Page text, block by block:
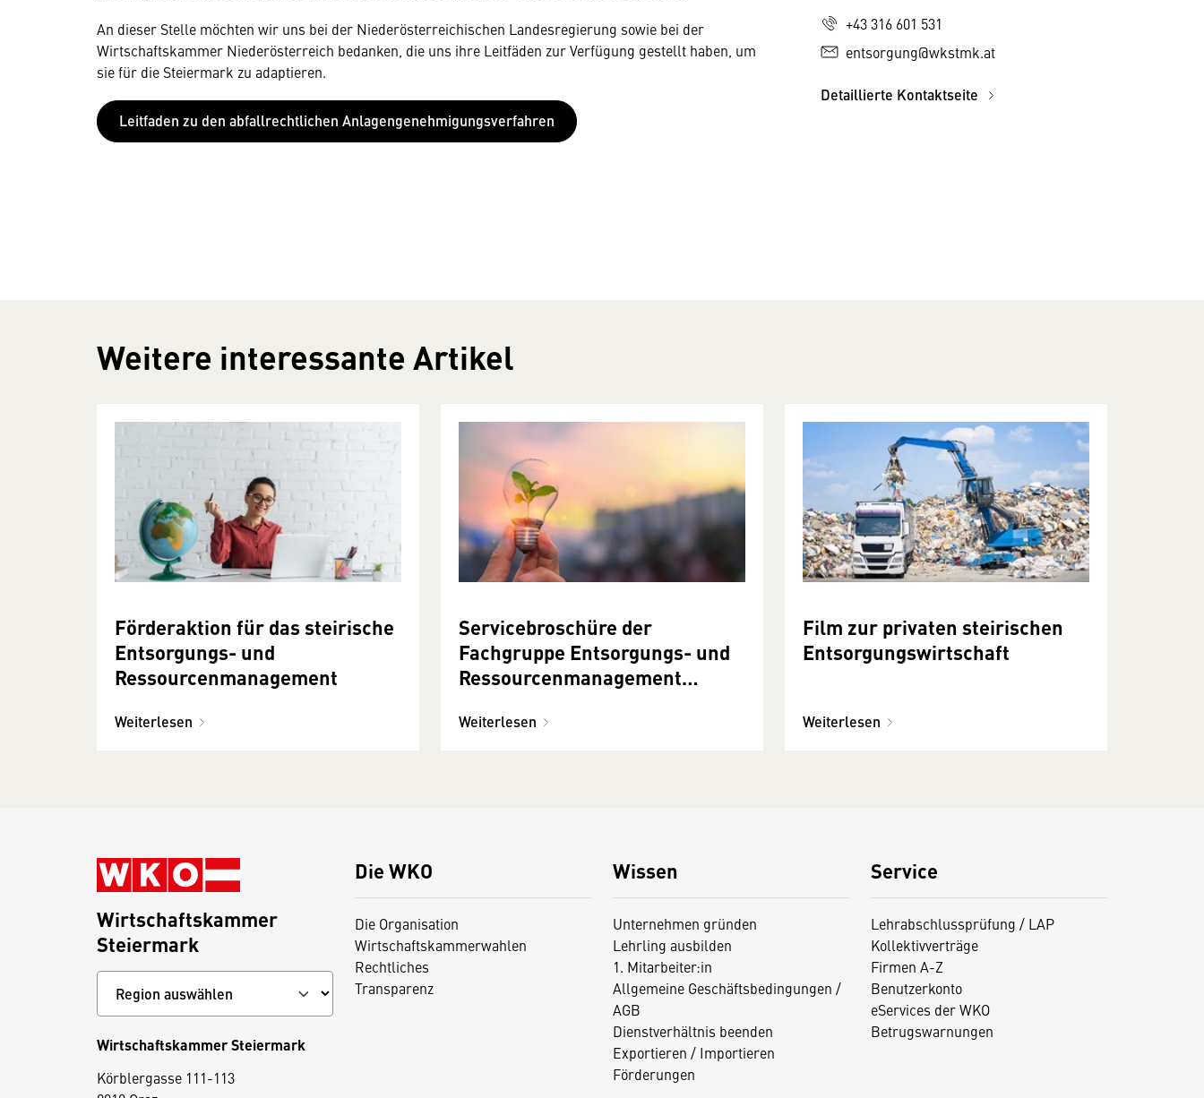
An dieser Stelle möchten wir uns bei der Niederösterreichischen Landesregierung sowie bei der
Wirtschaftskammer Niederösterreich bedanken, die uns ihre Leitfäden zur Verfügung gestellt haben, um
sie für die Steiermark zu adaptieren.
Leitfaden zu den abfallrechtlichen Anlagengenehmigungsverfahren
+43 316 601 531
entsorgung@wkstmk.at
Detaillierte Kontaktseite
Weitere interessante Artikel
Förderaktion für das steirische
Entsorgungs- und
Ressourcenmanagement
Weiterlesen
Servicebroschüre der
Fachgruppe Entsorgungs- und
Ressourcenmanagement
Weiterlesen
Film zur privaten steirischen
Entsorgungswirtschaft
Weiterlesen
Die WKO
Die Organisation
Wirtschaftskammerwahlen
Rechtliches
Transparenz
Wissen
Unternehmen gründen
Lehrling ausbilden
1. Mitarbeiter:in
Allgemeine Geschäftsbedingungen /
AGB
Dienstverhältnis beenden
Exportieren / Importieren
Förderungen
Service
Lehrabschlussprüfung / LAP
Kollektivverträge
Firmen A-Z
Benutzerkonto
eServices der WKO
Betrugswarnungen
Wirtschaftskammer
Steiermark
Wirtschaftskammer Steiermark
Körblergasse 111-113